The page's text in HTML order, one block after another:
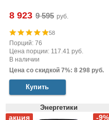
8 923 руб.
58
Порций: 76
Цена порции: 117.41 руб.
В наличии
Цена со скидкой 7%: 8 298 руб.
Купить
Энергетики